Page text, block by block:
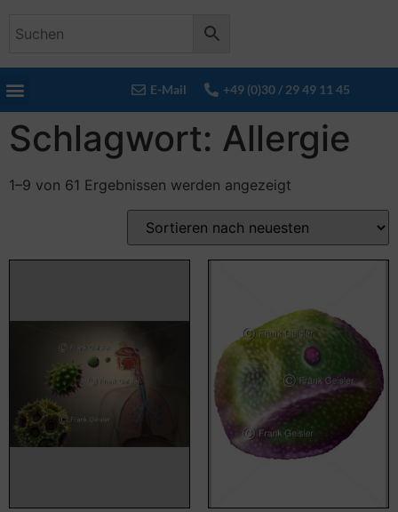
E-Mail +49 (0)30 / 29 49 11 45
Schlagwort: Allergie
1–9 von 61 Ergebnissen werden angezeigt